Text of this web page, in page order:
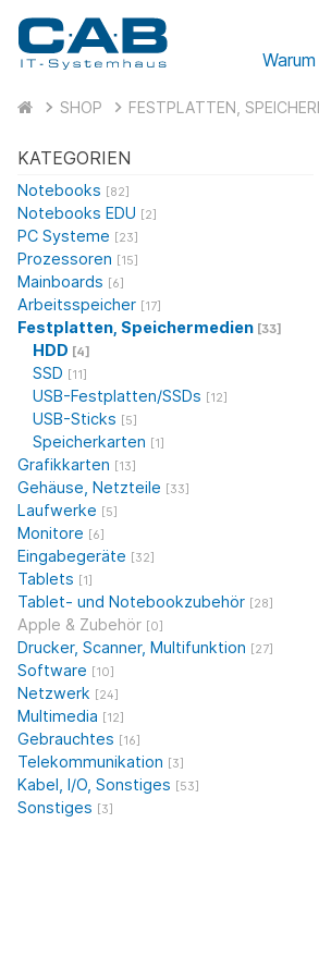
SHOP FESTPLATTEN,
KATEGORIEN
Notebooks [82]
Notebooks EDU [2]
PC Systeme [23]
Prozessoren [15]
Mainboards [6]
Arbeitsspeicher [17]
Festplatten, Speichermedien [33]
HDD [4]
SSD [11]
USB-Festplatten/SSDs [12]
USB-Sticks [5]
Speicherkarten [1]
Grafikkarten [13]
Gehäuse, Netzteile [33]
Laufwerke [5]
Monitore [6]
Eingabegeräte [32]
Tablets [1]
Tablet- und Notebookzubehör [28]
Apple & Zubehör [0]
Drucker, Scanner, Multifunktion [27]
Software [10]
Netzwerk [24]
Multimedia [12]
Gebrauchtes [16]
Telekommunikation [3]
Kabel, I/O, Sonstiges [53]
Sonstiges [3]